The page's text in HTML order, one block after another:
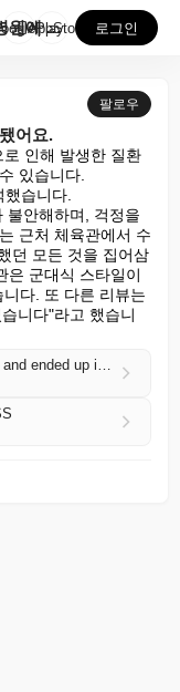
헬스장에서 너무 무리하다 병원에 가게 됐어요.
AppStore 로그인
팔로우
어요.
인해 발생한 질환
있습니다.
습니다.
불안해하며, 걱정을
근처 체육관에서 수
던 모든 것을 집어삼
은 군대식 스타일이
다. 또 다른 리뷰는
니다"라고 했습니
I pushed myself too hard at the gym – and ended up in the hospital